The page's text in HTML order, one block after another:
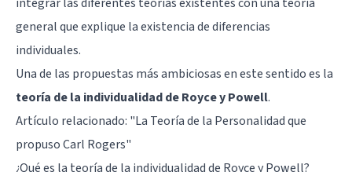
general que explique la existencia de diferencias
individuales.
Una de las propuestas más ambiciosas en este sentido es la
teoría de la individualidad de Royce y Powell.
Artículo relacionado: "La Teoría de la Personalidad que
propuso Carl Rogers"
¿Qué es la teoría de la individualidad de Royce y Powell?